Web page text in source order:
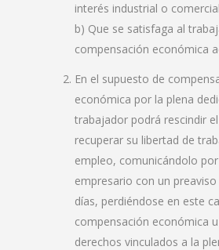
interés industrial o
b) Que se satisfaga al
compensación económica
En el supuesto de
económica por la plena
trabajador podrá rescindir
recuperar su libertad de
empleo, comunicándolo
empresario con un
días, perdiéndose en este
compensación económica
derechos vinculados a la